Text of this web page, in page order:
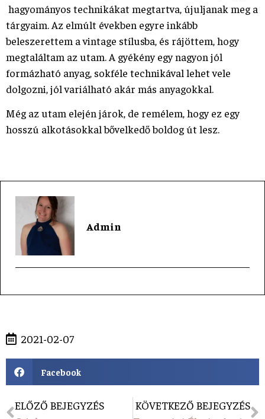
hagyományos technikákat megtartva, újuljanak meg a
tárgyaim. Az elmúlt években egyre inkább
beleszerettem a vintage stílusba, és rájöttem, hogy
megtaláltam az utam. A gyékény egy nagyon jól
formázható anyag, sokféle technikával lehet vele
dolgozni, jól variálható akár más anyagokkal.
Még az utam elején járok, de remélem, hogy ez egy
hosszú alkotásokkal bővelkedő boldog út lesz.
Admin
2021-02-07
Facebook
ELŐZŐ BEJEGYZÉS
KÖVETKEZŐ BEJEGYZÉS